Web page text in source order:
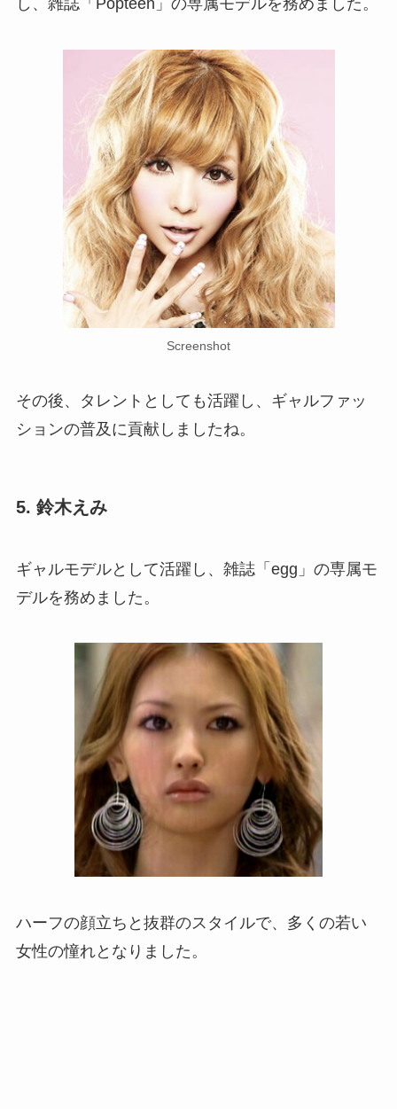
Screenshot
その後、タレントとしても活躍し、ギャルファッ
ションの普及に貢献しましたね。
5. 鈴木えみ
ギャルモデルとして活躍し、雑誌「egg」の専属モ
デルを務めました。
ハーフの顔立ちと抜群のスタイルで、多くの若い
女性の憧れとなりました。